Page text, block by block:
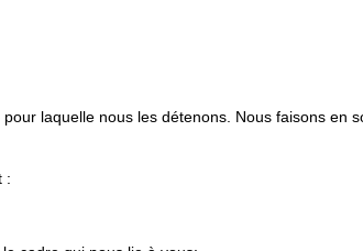
laquelle nous les détenons. Nous faisons en
: